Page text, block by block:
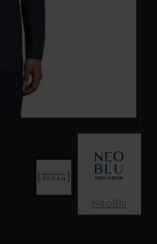
NeoBlu